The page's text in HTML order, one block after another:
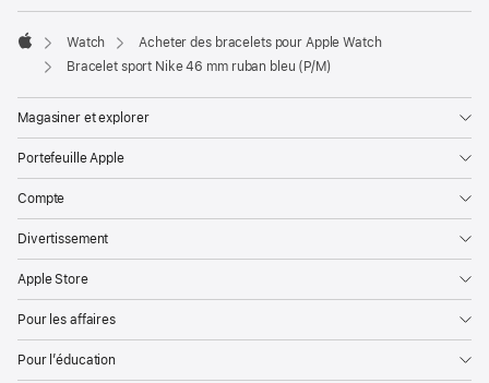
Apple
Watch
Acheter des bracelets pour Apple Watch
Bracelet sport Nike 46 mm ruban bleu (P/M)
Magasiner et explorer
Portefeuille Apple
Compte
Divertissement
Apple Store
Pour les affaires
Pour l’éducation